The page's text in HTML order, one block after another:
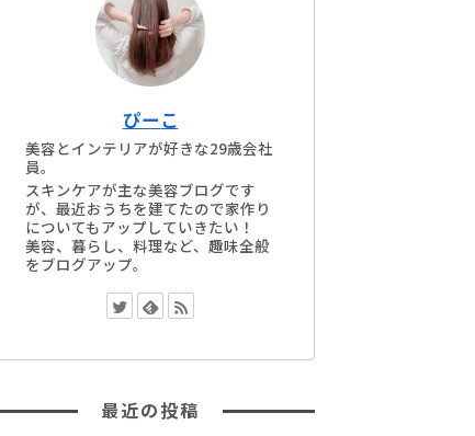
ぴーこ
美容とインテリアが好きな29歳会社
員。
スキンケアが主な美容ブログです
が、最近おうちを建てたので家作り
についてもアップしていきたい！
美容、暮らし、料理など、趣味全般
をブログアップ。
最近の投稿